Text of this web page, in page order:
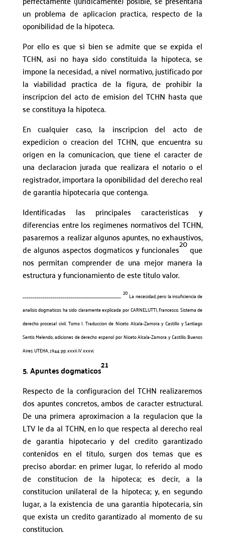
un problema de aplicacion practica, respecto de la
oponibilidad de la hipoteca.
Por ello es que si bien se admite que se expida el
TCHN, asi no haya sido constituida la hipoteca, se
impone la necesidad, a nivel normativo, justificado por
la viabilidad practica de la figura, de prohibir la
inscripcion del acto de emision del TCHN hasta que
se constituya la hipoteca.
En cualquier caso, la inscripcion del acto de
expedicion o creacion del TCHN, que encuentra su
origen en la comunicacion, que tiene el caracter de
una declaracion jurada que realizara el notario o el
registrador, importara la oponibilidad del derecho real
de garantia hipotecaria que contenga.
Identificadas las principales caracteristicas y
diferencias entre los regimenes normativos del TCHN,
pasaremos a realizar algunos apuntes, no exhaustivos,
de algunos aspectos dogmaticos y funcionales20que
nos permitan comprender de una mejor manera la
estructura y funcionamiento de este titulo valor.
_________________________________________________ 20La necesidad, pero la insuficiencia de
analisis dogmaticos ha sido claramente explicada por CARNELUTTI, Francesco. Sistema de
derecho procesal civil. Tomo I. Traduccion de Niceto Alcala-Zamora y Castillo y Santiago
Sentis Melendo, adiciones de derecho espanol por Niceto Alcala-Zamora y Castillo. Buenos
Aires: UTEHA, 1944. pp. xxxii ¡V xxxvi.
5. Apuntes dogmaticos21
Respecto de la configuracion del TCHN realizaremos
dos apuntes concretos, ambos de caracter estructural.
De una primera aproximacion a la regulacion que la
LTV le da al TCHN, en lo que respecta al derecho real
de garantia hipotecario y del credito garantizado
contenidos en el titulo, surgen dos temas que es
preciso abordar: en primer lugar, lo referido al modo
de constitucion de la hipoteca; es decir, a la
constitucion unilateral de la hipoteca; y, en segundo
lugar, a la existencia de una garantia hipotecaria, sin
que exista un credito garantizado al momento de su
constitucion.